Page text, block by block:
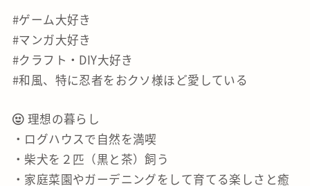
#ゲーム大好き
#マンガ大好き
#クラフト・DIY大好き
#和風、特に忍者をおクソ様ほど愛している
理想の暮らし
・ログハウスで自然を満喫
・柴犬を２匹（黒と茶）飼う
・家庭菜園やガーデニングをして育てる楽しさと癒